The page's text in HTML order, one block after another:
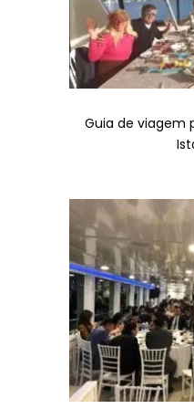
Guia de viagem